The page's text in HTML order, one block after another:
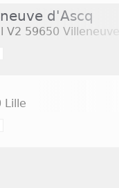
d'Ascq
V2 59650
Lille